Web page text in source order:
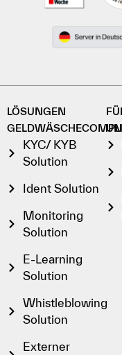
LÖSUNGEN
KYC/ KYB
Solution
Ident Solution
Monitoring
Solution
E-Learning
Solution
Whistleblowing
Solution
Externer